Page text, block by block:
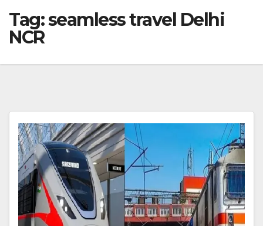
Tag:seamless travel Delhi
NCR